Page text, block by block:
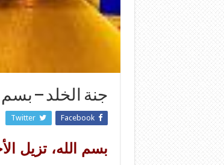
جنة الخلد –
Facebook
Twitter
بسم الله، تزيل